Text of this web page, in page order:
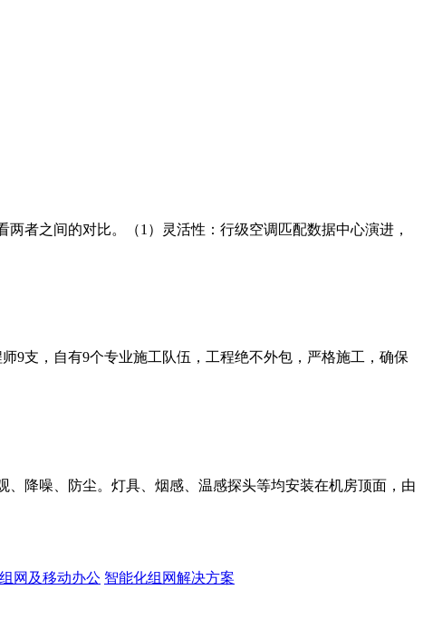
者之间的对比。（1）灵活性：行级空调匹配数据中心演进，
9支，自有9个专业施工队伍，工程绝不外包，严格施工，确保
降噪、防尘。灯具、烟感、温感探头等均安装在机房顶面，由
网及移动办公 智能化组网解决方案